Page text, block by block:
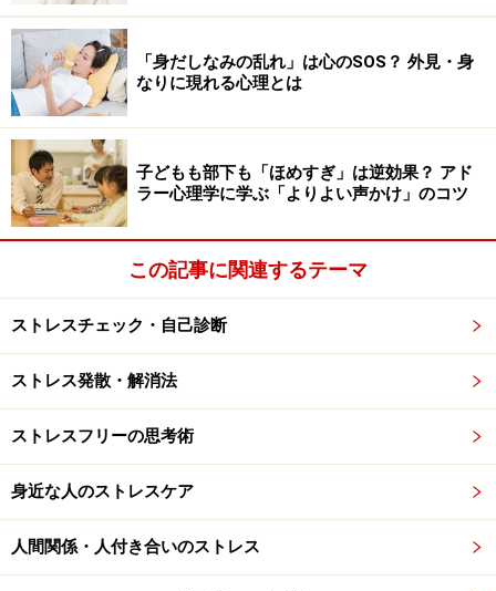
そこまでではなく、考え方や生活習慣を変えることで、
自分の状態を立て直すことができそうな場合には、まず
ゆっくり休養をとって心身を休ませましょう。しっかり
休んで気持ちが楽になってきたら、次のなかから、でき
そうなことを実践してみるとよいでしょう。
物事に優先順位をつけ、同時にいくつものことに手
を出さないようにする
「ゆっくり休める場所」と「一人になれる場所」を
っかりと労わる
家族や友人、パートナーなど、信頼できる人と過ご
す時間を大切にする
休日には、心から好きなことをして過ごす
わずらわしい人間関係から適度に距離をとり、他人
に気を使わないようにする
「身だしなみの乱れ」は心のSOS？ 外見・身
なりに現れる心理とは
子どもも部下も「ほめすぎ」は逆効果？ アド
ラー心理学に学ぶ「よりよい声かけ」のコツ
この記事に関連するテーマ
ストレスチェック・自己診断
ストレス発散・解消法
ストレスフリーの思考術
身近な人のストレスケア
人間関係・人付き合いのストレス